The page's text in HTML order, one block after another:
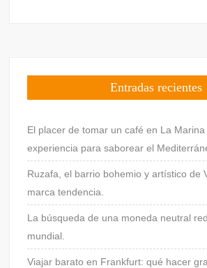
Entradas recientes
El placer de tomar un café en La
experiencia para saborear el
Ruzafa, el barrio bohemio y artístico de
marca tendencia.
La búsqueda de una moneda neutral
mundial.
Viajar barato en Frankfurt: qué hacer